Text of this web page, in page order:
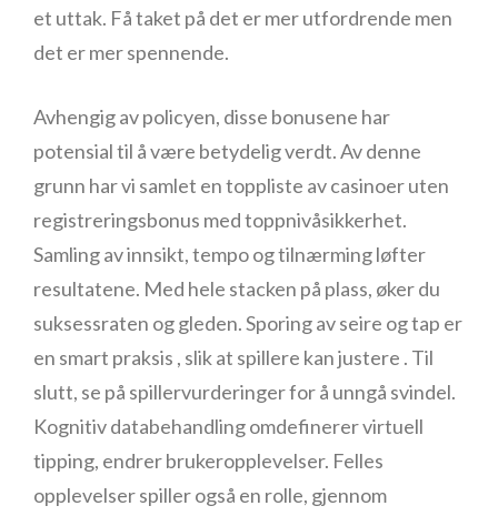
et uttak. Få taket på det er mer utfordrende men
det er mer spennende.
Avhengig av policyen, disse bonusene har
potensial til å være betydelig verdt. Av denne
grunn har vi samlet en toppliste av casinoer uten
registreringsbonus med toppnivåsikkerhet.
Samling av innsikt, tempo og tilnærming løfter
resultatene. Med hele stacken på plass, øker du
suksessraten og gleden. Sporing av seire og tap er
en smart praksis , slik at spillere kan justere . Til
slutt, se på spillervurderinger for å unngå svindel.
Kognitiv databehandling omdefinerer virtuell
tipping, endrer brukeropplevelser. Felles
opplevelser spiller også en rolle, gjennom